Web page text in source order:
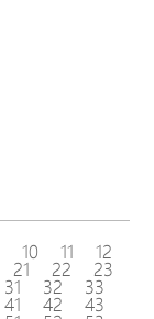
10 11 12
21 22 23
31 32 33
41 42 43